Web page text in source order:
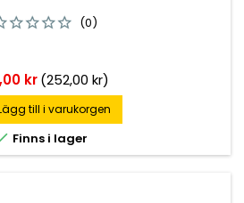
(0)
kr(252,00 kr)
till i varukorgen
Finns i lager